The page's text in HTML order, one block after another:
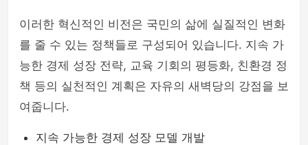
이러한 혁신적인 비전은 국민의 삶에 실질적인 변화
를 줄 수 있는 정책들로 구성되어 있습니다. 지속 가
능한 경제 성장 전략, 교육 기회의 평등화, 친환경 정
책 등의 실천적인 계획은 자유의 새벽당의 강점을 보
여줍니다.
지속 가능한 경제 성장 모델 개발